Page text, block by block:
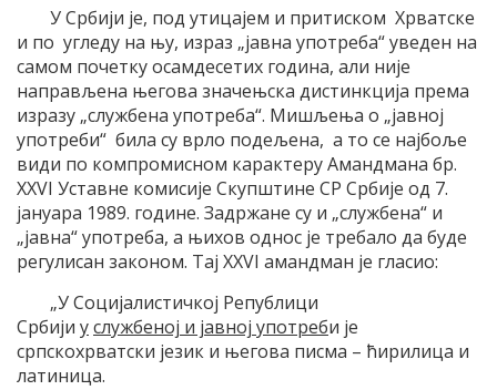
У Србији је, под утицајем и притиском Хрватске
и по угледу на њу, израз „јавна употреба“ уведен на
самом почетку осамдесетих година, али није
направљена његова значењска дистинкција према
изразу „службена употреба“. Мишљења о „јавној
употреби“ била су врло подељена, а то се најбоље
види по компромисном карактеру Амандмана бр.
XXVI Уставне комисијe Скупштине СР Србије од 7.
јануара 1989. године. Задржане су и „службена“ и
„јавна“ употреба, а њихов однос је требало да буде
регулисан законом. Тај XXVI амандман је гласио:
„У Социјалистичкој Републици
Србији услужбеној и јавној употреби је
српскохрватски језик и његова писма – ћирилица и
латиница.